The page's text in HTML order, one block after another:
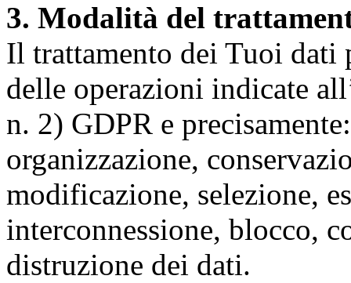
3. Modalità del
Il trattamento dei Tuoi dati
delle operazioni indicate
n. 2) GDPR e
organizzazione,
modificazione, selezione,
interconnessione, blocco,
distruzione dei dati.